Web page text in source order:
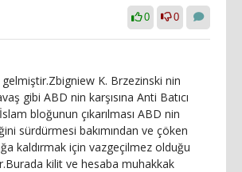
0 0
K. Brzezinski nin
gibi ABD nin karşısına Anti Batıcı
bloğunun çıkarılması ABD nin
sürdürmesi bakımından ve çöken
kaldırmak için vazgeçilmez olduğu
kilit ve hesaba muhakkak